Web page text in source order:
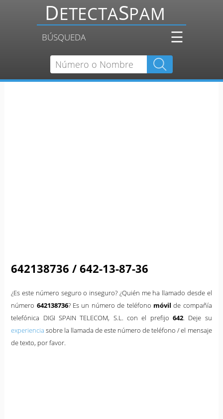
BÚSQUEDA ☰
642138736 / 642-13-87-36
¿Es este número seguro o inseguro? ¿Quién me ha llamado desde el
número 642138736? Es un número de teléfono móvil de compañía
telefónica DIGI SPAIN TELECOM, S.L. con el prefijo 642. Deje su
experiencia sobre la llamada de este número de teléfono / el mensaje
de texto, por favor.